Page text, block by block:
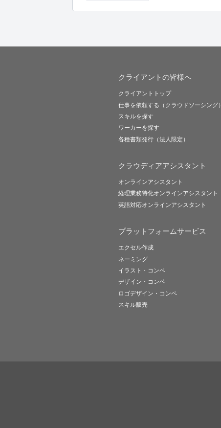
クライアントの皆様へ
クライアントトップ
仕事を依頼する（クラウドソーシング）
スキルを探す
ワーカーを探す
各種書類発行（法人限定）
クラウディアアシスタント
オンラインアシスタント
経理業務特化オンラインアシスタント
英語対応オンラインアシスタント
プラットフォームサービス
エクセル作成
ネーミング
イラスト・コンペ
デザイン・コンペ
ロゴデザイン・コンペ
スキル販売